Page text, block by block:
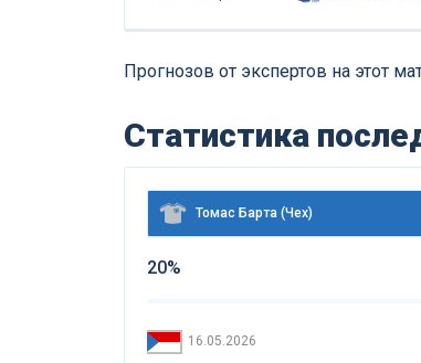
Прогнозов от экспертов на этот
Статистика
Томас Барта (Чех)
20%
16.05.2026